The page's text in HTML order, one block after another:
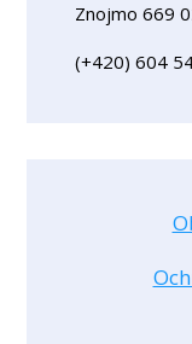
Znojmo 669
(+420) 604